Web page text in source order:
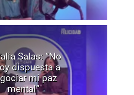
Salas: “No
dispuesta a
mi paz
mental”